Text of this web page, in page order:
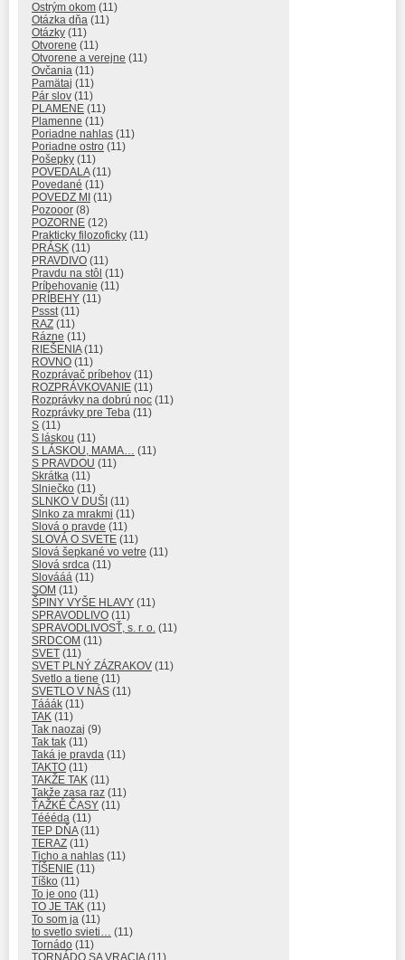
Ostrým okom (11)
Otázka dňa (11)
Otázky (11)
Otvorene (11)
Otvorene a verejne (11)
Ovčania (11)
Pamätaj (11)
Pár slov (11)
PLAMENE (11)
Plamenne (11)
Poriadne nahlas (11)
Poriadne ostro (11)
Pošepky (11)
POVEDALA(11)
Povedané (11)
POVEDZ MI (11)
Pozooor (8)
POZORNE (12)
Prakticky filozoficky (11)
PRÁSK (11)
PRAVDIVO (11)
Pravdu na stôl (11)
Príbehovanie (11)
PRÍBEHY (11)
Pssst(11)
RAZ (11)
Rázne (11)
RIEŠENIA(11)
ROVNO (11)
Rozprávač príbehov (11)
ROZPRÁVKOVANIE (11)
Rozprávky na dobrú noc (11)
Rozprávky pre Teba (11)
S (11)
S láskou (11)
S LÁSKOU, MAMA… (11)
S PRAVDOU (11)
Skrátka (11)
Slniečko (11)
SLNKO V DUŠI (11)
Slnko za mrakmi (11)
Slová o pravde (11)
SLOVÁ O SVETE (11)
Slová šepkané vo vetre (11)
Slová srdca (11)
Slovááá (11)
SOM (11)
ŠPINY VYŠE HLAVY (11)
SPRAVODLIVO (11)
SPRAVODLIVOSŤ, s. r. o. (11)
SRDCOM (11)
SVET (11)
SVET PLNÝ ZÁZRAKOV (11)
Svetlo a tiene (11)
SVETLO V NÁS (11)
Tááák (11)
TAK (11)
Tak naozaj (9)
Tak tak (11)
Taká je pravda (11)
TAKTO (11)
TAKŽE TAK (11)
Takže zasa raz (11)
ŤAŽKÉ ČASY (11)
Téééda (11)
TEP DŇA(11)
TERAZ (11)
Ticho a nahlas (11)
TÍŠENIE (11)
Tíško (11)
To je ono (11)
TO JE TAK (11)
To som ja (11)
to svetlo svieti… (11)
Tornádo (11)
TORNÁDO SA VRACIA(11)